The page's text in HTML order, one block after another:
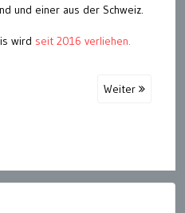
und einer aus der Schweiz.
wird seit 2016 verliehen.
Weiter